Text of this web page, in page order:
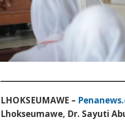
LHOKSEUMAWE –
Lhokseumawe, Dr. Sayuti